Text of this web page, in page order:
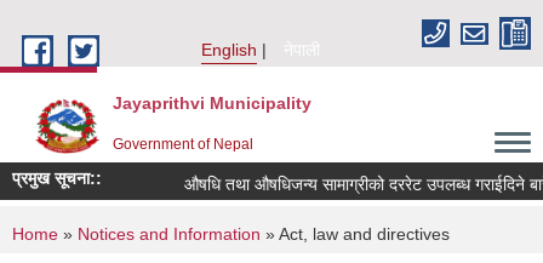
English
नेपाली
Jayaprithvi Municipality
Government of Nepal
प्रमुख सूचना:: औषधि तथा औषधिजन्य सामाग्रीको दररेट उपलब्ध गराईदिने
You are here
Home » Notices and Information » Act, law and directives